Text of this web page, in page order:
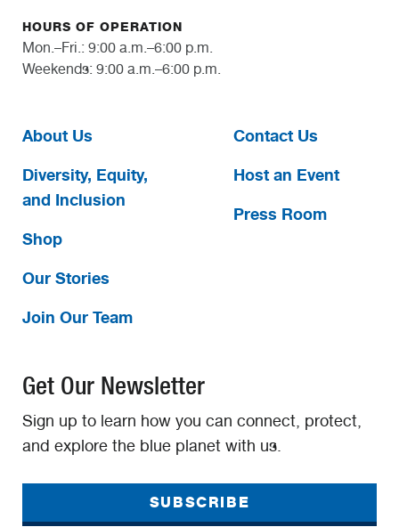
HOURS OF OPERATION
Mon.–Fri.: 9:00 a.m.–6:00 p.m.
Weekends: 9:00 a.m.–6:00 p.m.
About Us
Diversity, Equity,
and Inclusion
Shop
Our Stories
Join Our Team
Contact Us
Host an Event
Press Room
Get Our Newsletter
Sign up to learn how you can connect, protect,
and explore the blue planet with us.
SUBSCRIBE